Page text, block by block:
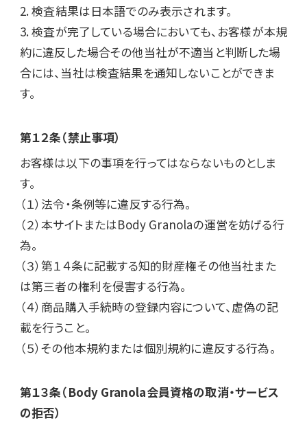
2. 検査結果は日本語でのみ表示されます。
3. 検査が完了している場合においても、お客様が本規
約に違反した場合その他当社が不適当と判断した場
合には、当社は検査結果を通知しないことができま
す。
第１２条（禁止事項）
お客様は以下の事項を行ってはならないものとしま
す。
（１）法令・条例等に違反する行為。
（２）本サイトまたはBody Granolaの運営を妨げる行
為。
（３）第１４条に記載する知的財産権その他当社また
は第三者の権利を侵害する行為。
（４）商品購入手続時の登録内容について、虚偽の記
載を行うこと。
（５）その他本規約または個別規約に違反する行為。
第１３条（Body Granola会員資格の取消・サービス
の拒否）